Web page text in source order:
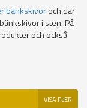
bänkskivoroch där
i sten. På
och också
VISA FLER